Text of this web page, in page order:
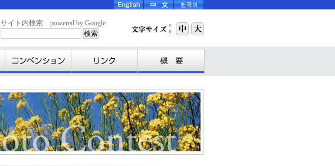
サイト内検索 powered by Google